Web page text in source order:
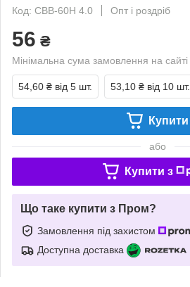
Код: CBB-60H 4.0
Опт і роздріб
56 ₴
Мінімальна сума замовлення на
54,60 ₴ від 5 шт. 53,10 ₴ від 10 шт.
Купити
або
Купити з
Що таке купити з Пром?
Замовлення під захистом
Доступна доставка